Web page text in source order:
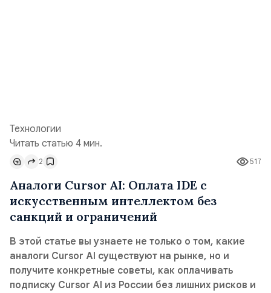
Технологии
Читать статью 4 мин.
517
2
Аналоги Cursor AI: Оплата IDE с
искусственным интеллектом без
санкций и ограничений
В этой статье вы узнаете не только о том, какие
аналоги Cursor AI существуют на рынке, но и
получите конкретные советы, как оплачивать
подписку Cursor AI из России без лишних рисков и